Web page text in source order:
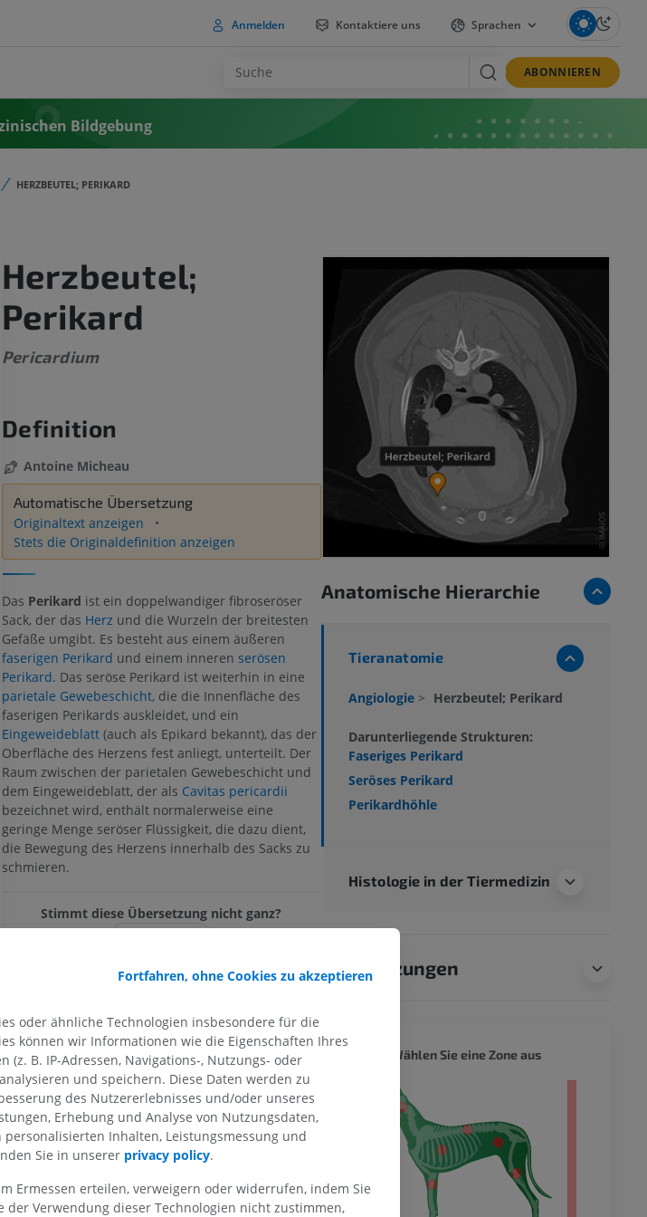
Anmelden Kontaktiere uns Sprachen
ABONNIEREN
Bildgebung
HERZBEUTEL; PERIKARD
Herzbeutel;
Perikard
Pericardium
Definition
Antoine Micheau
Automatische Übersetzung
Originaltext anzeigen
Stets die Originaldefinition anzeigen
Das Perikard ist ein doppelwandiger fibroserös­er
Sack, der das Herz und die Wurzeln der breitesten
Gefäße umgibt. Es besteht aus einem äußeren
faserigen Perikard und einem inneren serösen
Perikard. Das seröse Perikard ist weiterhin in eine
parietale Gewebeschicht, die die Innenfläche des
faserigen Perikards auskleidet, und ein
Eingeweideblatt(auch als Epikard bekannt), das der
Oberfläche des Herzens fest anliegt, unterteilt. Der
Raum zwischen der parietalen Gewebeschicht und
dem Eingeweideblatt, der als Cavitas pericardii
bezeichnet wird, enthält normalerweise eine
geringe Menge seröser Flüssigkeit, die dazu dient,
die Bewegung des Herzens innerhalb des Sacks zu
schmieren.
Stimmt diese Übersetzung nicht ganz?
Galerie
Anatomische Hierarchie
Tieranatomie
Angiologie > Herzbeutel; Perikard
Darunterliegende Strukturen:
Faseriges Perikard
Seröses Perikard
Perikardhöhle
Histologie in der Tiermedizin
Übersetzungen
Die Maus - Maus - der ganze
Körper
CT
KOSTENLOS
Wählen Sie eine Zone aus
Fortfahren, ohne Cookies zu akzeptieren
oder ähnliche Technologien insbesondere für die
können wir Informationen wie die Eigenschaften Ihres
(z. B. IP-Adressen, Navigations-, Nutzungs- oder
und speichern. Diese Daten werden zu
des Nutzererlebnisses und/oder unseres
Erhebung und Analyse von Nutzungsdaten,
Inhalten, Leistungsmessung und
Sie in unserer privacy policy.
Ermessen erteilen, verweigern oder widerrufen, indem Sie
der Verwendung dieser Technologien nicht zustimmen,